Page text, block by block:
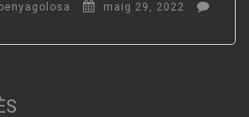
maig 29, 2022